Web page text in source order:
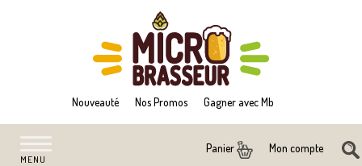
Nouveauté Nos Promos Gagner avec Mb
Panier Mon compte
MENU